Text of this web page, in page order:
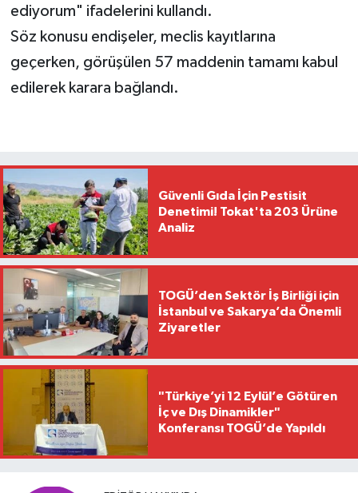
ediyorum" ifadelerini kullandı.
Söz konusu endişeler, meclis kayıtlarına
geçerken, görüşülen 57 maddenin tamamı kabul
edilerek karara bağlandı.
Güvenli Gıda İçin Pestisit
Denetimi! Tokat'ta 203 Ürüne
Analiz
TOGÜ’den Sektör İş Birliği için
İstanbul ve Sakarya’da Önemli
Ziyaretler
"Türkiye’yi 12 Eylül’e Götüren
İç ve Dış Dinamikler"
Konferansı TOGÜ’de Yapıldı